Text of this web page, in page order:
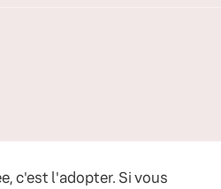
c'est l'adopter. Si vous